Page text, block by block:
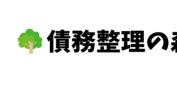
債務整理体験談